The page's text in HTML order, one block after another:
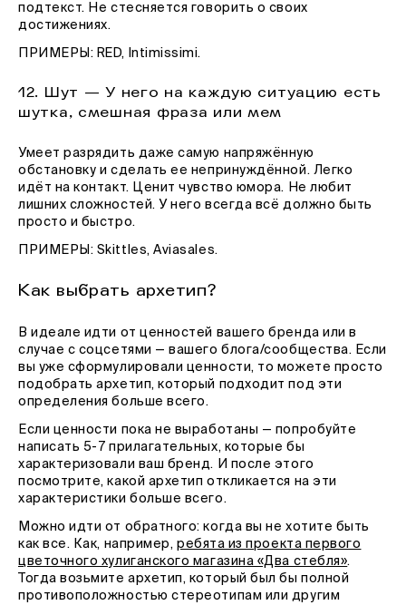
подтекст. Не стесняется говорить о своих
достижениях.
ПРИМЕРЫ: RED, Intimissimi.
12. Шут — У него на каждую ситуацию есть
шутка, смешная фраза или мем
Умеет разрядить даже самую напряжённую
обстановку и сделать ее непринуждённой. Легко
идёт на контакт. Ценит чувство юмора. Не любит
лишних сложностей. У него всегда всё должно быть
просто и быстро.
ПРИМЕРЫ: Skittles, Aviasales.
Как выбрать архетип?
В идеале идти от ценностей вашего бренда или в
случае с соцсетями — вашего блога/сообщества. Если
вы уже сформулировали ценности, то можете просто
подобрать архетип, который подходит под эти
определения больше всего.
Если ценности пока не выработаны — попробуйте
написать 5-7 прилагательных, которые бы
характеризовали ваш бренд. И после этого
посмотрите, какой архетип откликается на эти
характеристики больше всего.
Можно идти от обратного: когда вы не хотите быть
как все. Как, например, ребята из проекта первого
цветочного хулиганского магазина «Два стебля».
Тогда возьмите архетип, который был бы полной
противоположностью стереотипам или другим